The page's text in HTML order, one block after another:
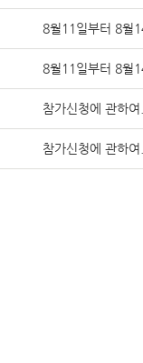
8월11일부터8월
8월11일부터8월
참가신청에관하여.
참가신청에관하여.